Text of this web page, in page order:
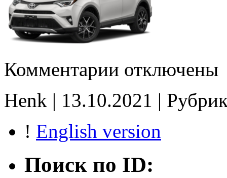
Комментарии записи
Stage1
noCHK
отключены
Henk | 13.10.2021 |
! English version
Поиск по ID: